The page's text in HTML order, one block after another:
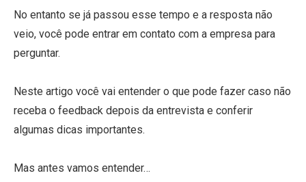
No entanto se já passou esse tempo e a resposta não
veio, você pode entrar em contato com a empresa para
perguntar.
Neste artigo você vai entender o que pode fazer caso não
receba o feedback depois da entrevista e conferir
algumas dicas importantes.
Mas antes vamos entender…